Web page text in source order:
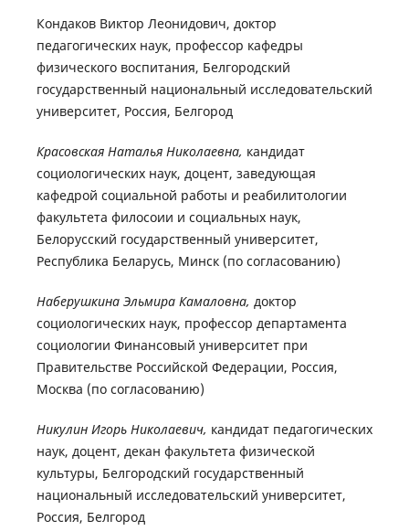
Кондаков Виктор Леонидович, доктор
педагогических наук, профессор кафедры
физического воспитания, Белгородский
государственный национальный исследовательский
университет, Россия, Белгород
Красовская Наталья Николаевна, кандидат
социологических наук, доцент, заведующая
кафедрой социальной работы и реабилитологии
факультета филосоии и социальных наук,
Белорусский государственный университет,
Республика Беларусь, Минск (по согласованию)
Наберушкина Эльмира Камаловна, доктор
социологических наук, профессор департамента
социологии Финансовый университет при
Правительстве Российской Федерации, Россия,
Москва (по согласованию)
Никулин Игорь Николаевич, кандидат педагогических
наук, доцент, декан факультета физической
культуры, Белгородский государственный
национальный исследовательский университет,
Россия, Белгород